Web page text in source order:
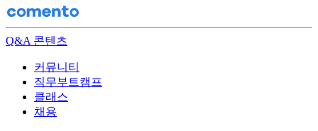
Q&A 콘텐츠
커뮤니티
직무부트캠프
클래스
채용